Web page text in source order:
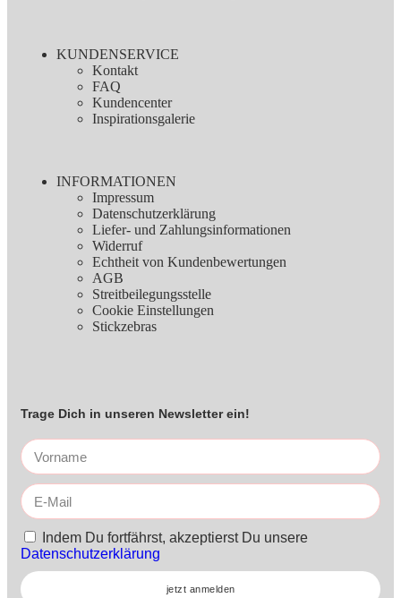
KUNDENSERVICE
Kontakt
FAQ
Kundencenter
Inspirationsgalerie
INFORMATIONEN
Impressum
Datenschutzerklärung
Liefer- und Zahlungsinformationen
Widerruf
Echtheit von Kundenbewertungen
AGB
Streitbeilegungsstelle
Cookie Einstellungen
Stickzebras
Trage Dich in unseren Newsletter ein!
Indem Du fortfährst, akzeptierst Du unsere
Datenschutzerklärung
jetzt anmelden